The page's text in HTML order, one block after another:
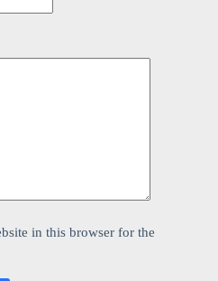
in this browser for the